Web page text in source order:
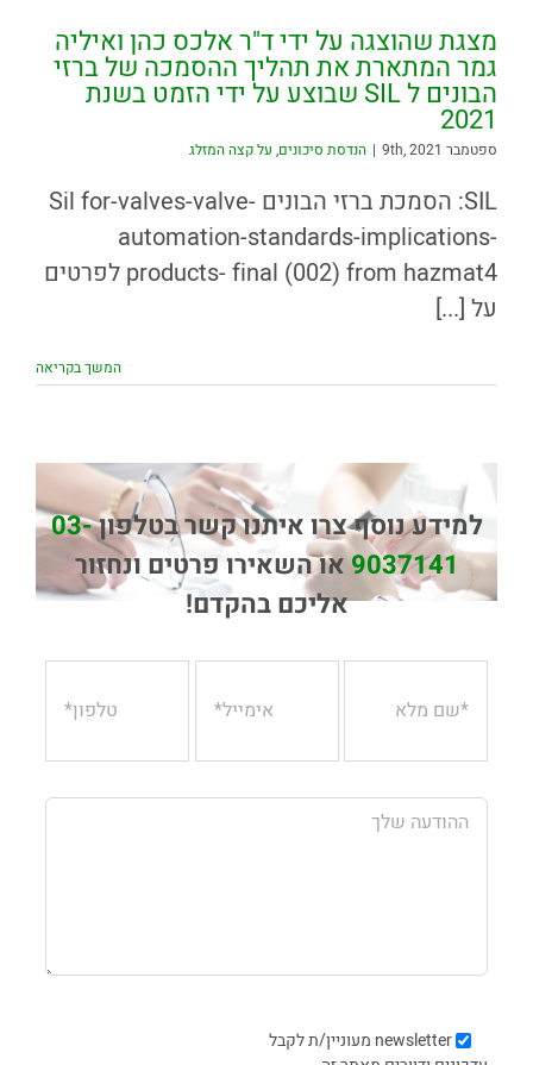
מצגת שהוצגה על ידי ד"ר אלכס כהן ואיליה
גמר המתארת את תהליך ההסמכה של ברזי
הבונים ל SIL שבוצע על ידי הזמט בשנת
2021
ספטמבר 9th, 2021 | הנדסת סיכונים, על קצה המזלג
SIL: הסמכת ברזי הבונים Sil for-valves-valve-
automation-standards-implications-
products- final (002) from hazmat4 לפרטים
על [...]
המשך בקריאה
למידע נוסף צרו איתנו קשר בטלפון03-
9037141או השאירו פרטים ונחזור
אליכם בהקדם!
newsletter מעוניין/ת לקבל